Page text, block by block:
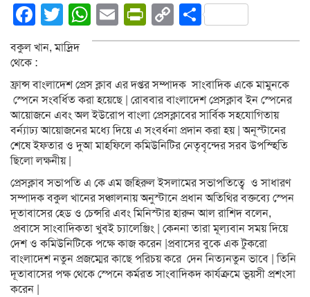
Facebook
Twitter
WhatsApp
EmailPrintFriendly
Copy
Link
Share
বকুল খান, মাদ্রিদ
থেকে :
ফ্রান্স বাংলা‌দেশ প্রেস ক্লাব এর দপ্তর সম্পাদক সাংবাদিক একে মামুনকে
স্পে‌নে সংবর্ধিত করা হয়েছে | রোববার বাংলাদেশ প্রেসক্লাব ইন স্পেনের
আয়োজনে এবং অল ইউরোপ বাংলা প্রেসক্লাবের সার্বিক সহযোগিতায়
বর্ন্যাঢ্য আয়োজনের মধ্যে দিয়ে এ সংবর্ধনা প্রদান করা হয় | অনূস্টানের
শেষে ইফতার ও দুআ মাহ‌ফি‌লে কমিউনিটির নেতৃবৃন্দের সরব উপস্হিতি
ছিলো লক্ষনীয় |
প্রেসক্লাব সভাপতি এ কে এম জহিরুল ইসলামের সভাপতিত্বে ও সাধারণ
সম্পাদক বকুল খানের সঞ্চালনায় অনুস্টানে প্রধান অতিথির বক্তব্যে স্পেন
দূতাবাসের হেড ও চেন্সরি এবং মিনিস্টার হারুন আল রাশিদ বলেন,
প্রবাসে সাংবাদিকতা খুবই চ্যালেঞ্জিং | কেননা তারা মূল্যবান সময় দিয়ে
দেশ ও কমিউনিটিকে পক্ষে কাজ করেন |প্রবাসের বুকে এক টুকরো
বাংলাদেশ নতুন প্রজম্মের কাছে পরিচয় করে দেন নিত্যনতুন ভাবে | তিনি
দূতাবাসের পক্ষ থেকে স্পেনে কর্মরত সাংবাদিকদ কার্যক্রমে ভূয়সী প্রশংসা
করেন |